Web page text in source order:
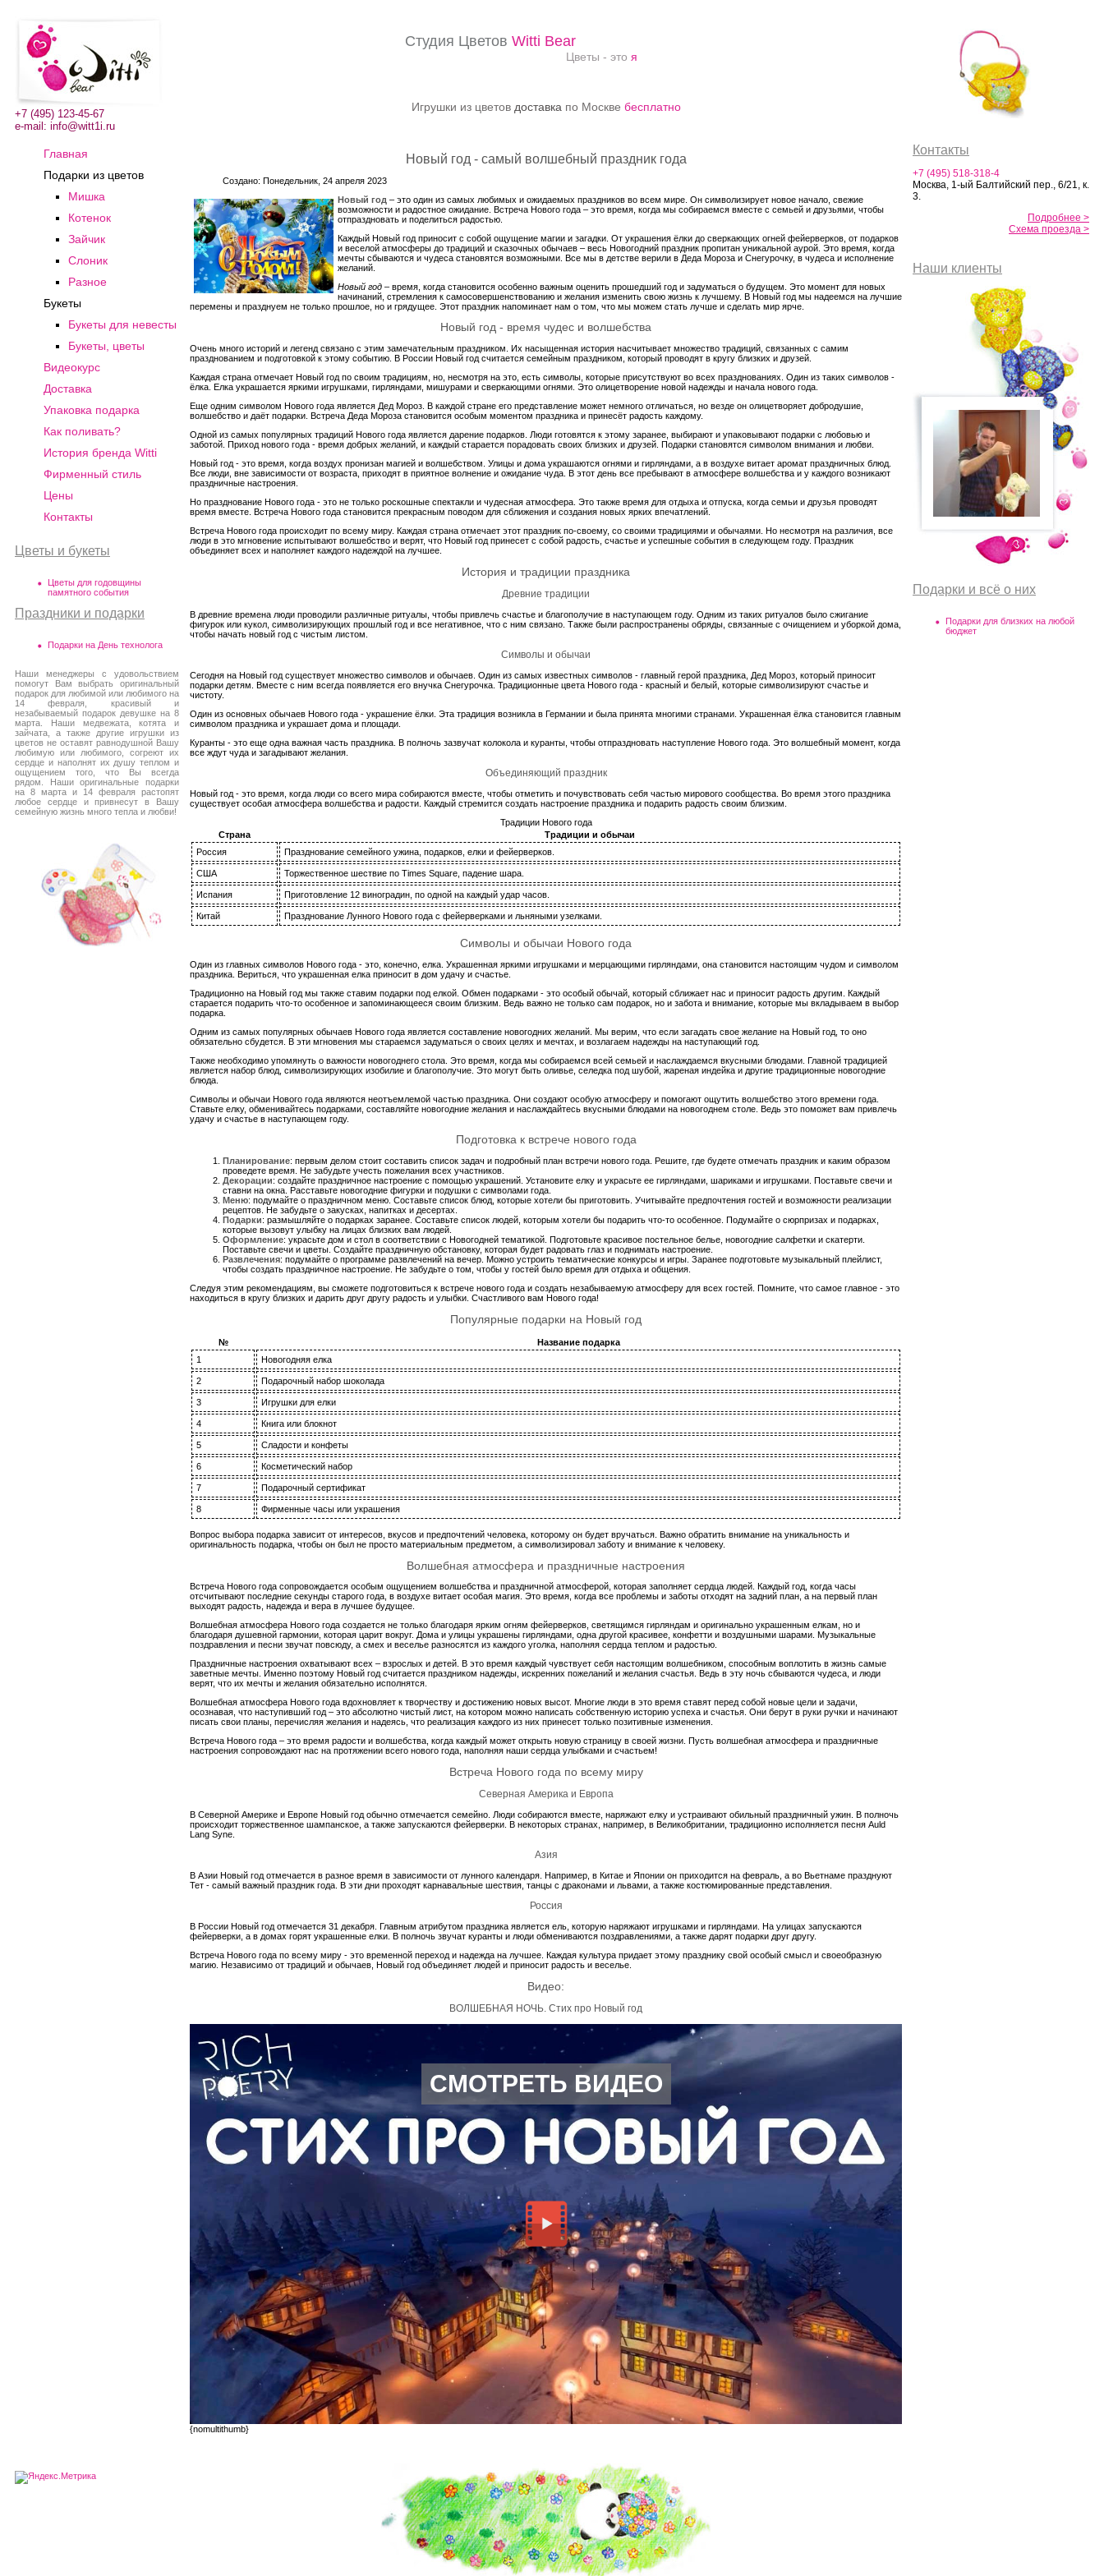
+7 (495) 123-45-67
e-mail: info@witt1i.ru
Студия Цветов Witti Bear
Цветы - это я
Игрушки из цветов доставка по Москве бесплатно
Главная
Подарки из цветов
Мишка
Котенок
Зайчик
Слоник
Разное
Букеты
Букеты для невесты
Букеты, цветы
Видеокурс
Доставка
Упаковка подарка
Как поливать?
История бренда Witti
Фирменный стиль
Цены
Контакты
Цветы и букеты
Цветы для годовщины
памятного события
Праздники и подарки
Подарки на День технолога
Наши менеджеры с удовольствием
помогут Вам выбрать оригинальный
подарок для любимой или любимого на
14 февраля, красивый и
незабываемый подарок девушке на 8
марта. Наши медвежата, котята и
зайчата, а также другие игрушки из
цветов не оставят равнодушной Вашу
любимую или любимого, согреют их
сердце и наполнят их душу теплом и
ощущением того, что Вы всегда
рядом. Наши оригинальные подарки
на 8 марта и 14 февраля растопят
любое сердце и привнесут в Вашу
семейную жизнь много тепла и любви!
Новый год - самый волшебный праздник года
Создано: Понедельник, 24 апреля 2023
Новый год – это один из самых любимых и ожидаемых праздников во всем мире. Он символизирует новое начало, свежие
возможности и радостное ожидание. Встреча Нового года – это время, когда мы собираемся вместе с семьей и друзьями, чтобы
отпраздновать и поделиться радостью.
Каждый Новый год приносит с собой ощущение магии и загадки. От украшения ёлки до сверкающих огней фейерверков, от подарков
и веселой атмосферы до традиций и сказочных обычаев – весь Новогодний праздник пропитан уникальной аурой. Это время, когда
мечты сбываются и чудеса становятся возможными. Все мы в детстве верили в Деда Мороза и Снегурочку, в чудеса и исполнение
желаний.
Новый год – время, когда становится особенно важным оценить прошедший год и задуматься о будущем. Это момент для новых
начинаний, стремления к самосовершенствованию и желания изменить свою жизнь к лучшему. В Новый год мы надеемся на лучшие
перемены и празднуем не только прошлое, но и грядущее. Этот праздник напоминает нам о том, что мы можем стать лучше и сделать мир ярче.
Новый год - время чудес и волшебства
Очень много историй и легенд связано с этим замечательным праздником. Их насыщенная история насчитывает множество традиций, связанных с самим
празднованием и подготовкой к этому событию. В России Новый год считается семейным праздником, который проводят в кругу близких и друзей.
Каждая страна отмечает Новый год по своим традициям, но, несмотря на это, есть символы, которые присутствуют во всех празднованиях. Один из таких символов -
ёлка. Елка украшается яркими игрушками, гирляндами, мишурами и сверкающими огнями. Это олицетворение новой надежды и начала нового года.
Еще одним символом Нового года является Дед Мороз. В каждой стране его представление может немного отличаться, но везде он олицетворяет добродушие,
волшебство и даёт подарки. Встреча Деда Мороза становится особым моментом праздника и принесёт радость каждому.
Одной из самых популярных традиций Нового года является дарение подарков. Люди готовятся к этому заранее, выбирают и упаковывают подарки с любовью и
заботой. Приход нового года - время добрых желаний, и каждый старается порадовать своих близких и друзей. Подарки становятся символом внимания и любви.
Новый год - это время, когда воздух пронизан магией и волшебством. Улицы и дома украшаются огнями и гирляндами, а в воздухе витает аромат праздничных блюд.
Все люди, вне зависимости от возраста, приходят в приятное волнение и ожидание чуда. В этот день все пребывают в атмосфере волшебства и у каждого возникают
праздничные настроения.
Но празднование Нового года - это не только роскошные спектакли и чудесная атмосфера. Это также время для отдыха и отпуска, когда семьи и друзья проводят
время вместе. Встреча Нового года становится прекрасным поводом для сближения и создания новых ярких впечатлений.
Встреча Нового года происходит по всему миру. Каждая страна отмечает этот праздник по-своему, со своими традициями и обычаями. Но несмотря на различия, все
люди в это мгновение испытывают волшебство и верят, что Новый год принесет с собой радость, счастье и успешные события в следующем году. Праздник
объединяет всех и наполняет каждого надеждой на лучшее.
История и традиции праздника
Древние традиции
В древние времена люди проводили различные ритуалы, чтобы привлечь счастье и благополучие в наступающем году. Одним из таких ритуалов было сжигание
фигурок или кукол, символизирующих прошлый год и все негативное, что с ним связано. Также были распространены обряды, связанные с очищением и уборкой дома,
чтобы начать новый год с чистым листом.
Символы и обычаи
Сегодня на Новый год существует множество символов и обычаев. Один из самых известных символов - главный герой праздника, Дед Мороз, который приносит
подарки детям. Вместе с ним всегда появляется его внучка Снегурочка. Традиционные цвета Нового года - красный и белый, которые символизируют счастье и
чистоту.
Один из основных обычаев Нового года - украшение ёлки. Эта традиция возникла в Германии и была принята многими странами. Украшенная ёлка становится главным
символом праздника и украшает дома и площади.
Куранты - это еще одна важная часть праздника. В полночь зазвучат колокола и куранты, чтобы отпраздновать наступление Нового года. Это волшебный момент, когда
все ждут чуда и загадывают желания.
Объединяющий праздник
Новый год - это время, когда люди со всего мира собираются вместе, чтобы отметить и почувствовать себя частью мирового сообщества. Во время этого праздника
существует особая атмосфера волшебства и радости. Каждый стремится создать настроение праздника и подарить радость своим близким.
Традиции Нового года
Страна
Традиции и обычаи
Россия
Празднование семейного ужина, подарков, елки и фейерверков.
США Торжественное шествие по Times Square, падение шара.
Испания Приготовление 12 виноградин, по одной на каждый удар часов.
Китай Празднование Лунного Нового года с фейерверками и льняными узелками.
Символы и обычаи Нового года
Один из главных символов Нового года - это, конечно, елка. Украшенная яркими игрушками и мерцающими гирляндами, она становится настоящим чудом и символом
праздника. Вериться, что украшенная елка приносит в дом удачу и счастье.
Традиционно на Новый год мы также ставим подарки под елкой. Обмен подарками - это особый обычай, который сближает нас и приносит радость другим. Каждый
старается подарить что-то особенное и запоминающееся своим близким. Ведь важно не только сам подарок, но и забота и внимание, которые мы вкладываем в выбор
подарка.
Одним из самых популярных обычаев Нового года является составление новогодних желаний. Мы верим, что если загадать свое желание на Новый год, то оно
обязательно сбудется. В эти мгновения мы стараемся задуматься о своих целях и мечтах, и возлагаем надежды на наступающий год.
Также необходимо упомянуть о важности новогоднего стола. Это время, когда мы собираемся всей семьей и наслаждаемся вкусными блюдами. Главной традицией
является набор блюд, символизирующих изобилие и благополучие. Это могут быть оливье, селедка под шубой, жареная индейка и другие традиционные новогодние
блюда.
Символы и обычаи Нового года являются неотъемлемой частью праздника. Они создают особую атмосферу и помогают ощутить волшебство этого времени года.
Ставьте елку, обменивайтесь подарками, составляйте новогодние желания и наслаждайтесь вкусными блюдами на новогоднем столе. Ведь это поможет вам привлечь
удачу и счастье в наступающем году.
Подготовка к встрече нового года
Планирование: первым делом стоит составить список задач и подробный план встречи нового года. Решите, где будете отмечать праздник и каким образом
проведете время. Не забудьте учесть пожелания всех участников.
Декорации: создайте праздничное настроение с помощью украшений. Установите елку и украсьте ее гирляндами, шариками и игрушками. Поставьте свечи и
ставни на окна. Расставьте новогодние фигурки и подушки с символами года.
Меню: подумайте о праздничном меню. Составьте список блюд, которые хотели бы приготовить. Учитывайте предпочтения гостей и возможности реализации
рецептов. Не забудьте о закусках, напитках и десертах.
Подарки: размышляйте о подарках заранее. Составьте список людей, которым хотели бы подарить что-то особенное. Подумайте о сюрпризах и подарках,
которые вызовут улыбку на лицах близких вам людей.
Оформление: украсьте дом и стол в соответствии с Новогодней тематикой. Подготовьте красивое постельное белье, новогодние салфетки и скатерти.
Поставьте свечи и цветы. Создайте праздничную обстановку, которая будет радовать глаз и поднимать настроение.
Развлечения: подумайте о программе развлечений на вечер. Можно устроить тематические конкурсы и игры. Заранее подготовьте музыкальный плейлист,
чтобы создать праздничное настроение. Не забудьте о том, чтобы у гостей было время для отдыха и общения.
Следуя этим рекомендациям, вы сможете подготовиться к встрече нового года и создать незабываемую атмосферу для всех гостей. Помните, что самое главное - это
находиться в кругу близких и дарить друг другу радость и улыбки. Счастливого вам Нового года!
Популярные подарки на Новый год
№
Название подарка
1
Новогодняя елка
2 Подарочный набор шоколада
3 Игрушки для елки
4 Книга или блокнот
5 Сладости и конфеты
6 Косметический набор
7 Подарочный сертификат
8 Фирменные часы или украшения
Вопрос выбора подарка зависит от интересов, вкусов и предпочтений человека, которому он будет вручаться. Важно обратить внимание на уникальность и
оригинальность подарка, чтобы он был не просто материальным предметом, а символизировал заботу и внимание к человеку.
Волшебная атмосфера и праздничные настроения
Встреча Нового года сопровождается особым ощущением волшебства и праздничной атмосферой, которая заполняет сердца людей. Каждый год, когда часы
отсчитывают последние секунды старого года, в воздухе витает особая магия. Это время, когда все проблемы и заботы отходят на задний план, а на первый план
выходят радость, надежда и вера в лучшее будущее.
Волшебная атмосфера Нового года создается не только благодаря ярким огням фейерверков, светящимся гирляндам и оригинально украшенным елкам, но и
благодаря душевной гармонии, которая царит вокруг. Дома и улицы украшены гирляндами, одна другой красивее, конфетти и воздушными шарами. Музыкальные
поздравления и песни звучат повсюду, а смех и веселье разносятся из каждого уголка, наполняя сердца теплом и радостью.
Праздничные настроения охватывают всех – взрослых и детей. В это время каждый чувствует себя настоящим волшебником, способным воплотить в жизнь самые
заветные мечты. Именно поэтому Новый год считается праздником надежды, искренних пожеланий и желания счастья. Ведь в эту ночь сбываются чудеса, и люди
верят, что их мечты и желания обязательно исполнятся.
Волшебная атмосфера Нового года вдохновляет к творчеству и достижению новых высот. Многие люди в это время ставят перед собой новые цели и задачи,
осознавая, что наступивший год – это абсолютно чистый лист, на котором можно написать собственную историю успеха и счастья. Они берут в руки ручки и начинают
писать свои планы, перечисляя желания и надеясь, что реализация каждого из них принесет только позитивные изменения.
Встреча Нового года – это время радости и волшебства, когда каждый может открыть новую страницу в своей жизни. Пусть волшебная атмосфера и праздничные
настроения сопровождают нас на протяжении всего нового года, наполняя наши сердца улыбками и счастьем!
Встреча Нового года по всему миру
Северная Америка и Европа
В Северной Америке и Европе Новый год обычно отмечается семейно. Люди собираются вместе, наряжают елку и устраивают обильный праздничный ужин. В полночь
происходит торжественное шампанское, а также запускаются фейерверки. В некоторых странах, например, в Великобритании, традиционно исполняется песня Auld
Lang Syne.
Азия
В Азии Новый год отмечается в разное время в зависимости от лунного календаря. Например, в Китае и Японии он приходится на февраль, а во Вьетнаме празднуют
Тет - самый важный праздник года. В эти дни проходят карнавальные шествия, танцы с драконами и львами, а также костюмированные представления.
Россия
В России Новый год отмечается 31 декабря. Главным атрибутом праздника является ель, которую наряжают игрушками и гирляндами. На улицах запускаются
фейерверки, а в домах горят украшенные елки. В полночь звучат куранты и люди обмениваются поздравлениями, а также дарят подарки друг другу.
Встреча Нового года по всему миру - это временной переход и надежда на лучшее. Каждая культура придает этому празднику свой особый смысл и своеобразную
магию. Независимо от традиций и обычаев, Новый год объединяет людей и приносит радость и веселье.
Видео:
ВОЛШЕБНАЯ НОЧЬ. Стих про Новый год
СМОТРЕТЬ ВИДЕО
{nomultithumb}
Контакты
+7 (495) 518-318-4
Москва, 1-ый Балтийский пер., 6/21, к.
3.
Подробнее >
Схема проезда >
Наши клиенты
Подарки и всё о них
Подарки для близких на любой
бюджет